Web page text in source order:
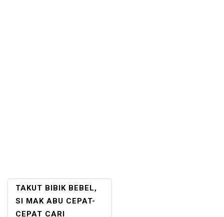
POST
NAVIGATION
TAKUT BIBIK BEBEL,
SI MAK ABU CEPAT-
CEPAT CARI